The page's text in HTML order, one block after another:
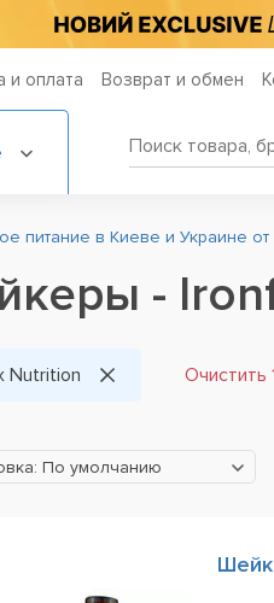
и оплата Возврат и обмен
питание в Киеве и Украине от
-
Nutrition Очистить
По умолчанию